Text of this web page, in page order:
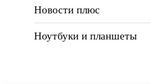
Новости плюс
Ноутбуки и планшеты